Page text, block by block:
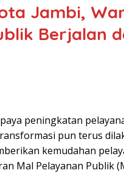
Jambi,
Berjalan
peningkatan
pun terus
kemudahan
Mal Pelayanan Publik